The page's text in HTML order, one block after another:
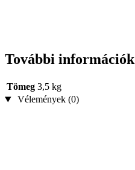
További információk
Tömeg 3,5 kg
Vélemények (0)